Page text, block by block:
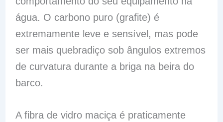
água. O carbono puro (grafite) é
extremamente leve e sensível, mas pode
ser mais quebradiço sob ângulos extremos
de curvatura durante a briga na beira do
barco.
A fibra de vidro maciça é praticamente